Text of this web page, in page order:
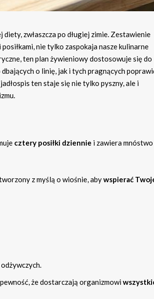
zwłaszcza po długiej zimie. Zestawienie
nie tylko zaspokaja nasze kulinarne
ten plan żywieniowy dostosowuje się do
o linię, jak i tych pragnących
ten staje się nie tylko pyszny, ale i
cztery posiłki dziennie i zawiera mnóstwo
z myślą o wiośnie, abywspierać
że dostarczają organizmowi